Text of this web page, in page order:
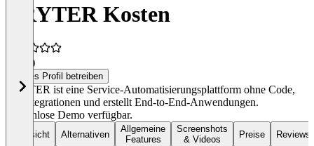
BRYTER Kosten
(3)
Dieses Profil betreiben
BRYTER ist eine Service-Automatisierungsplattform ohne Code,
mit Integrationen und erstellt End-to-End-Anwendungen.
Kostenlose Demo verfügbar.
Übersicht Alternativen
Allgemeine
Features
Screenshots
& Videos
Preise Reviews